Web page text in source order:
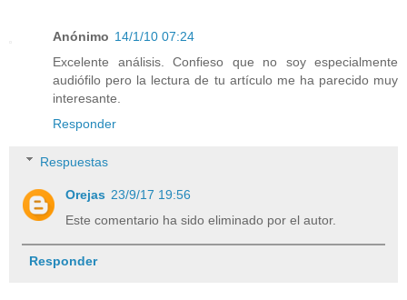
Anónimo 14/1/10 07:24
Excelente análisis. Confieso que no soy especialmente
audiófilo pero la lectura de tu artículo me ha parecido muy
interesante.
Responder
Respuestas
Orejas 23/9/17 19:56
Este comentario ha sido eliminado por el autor.
Responder